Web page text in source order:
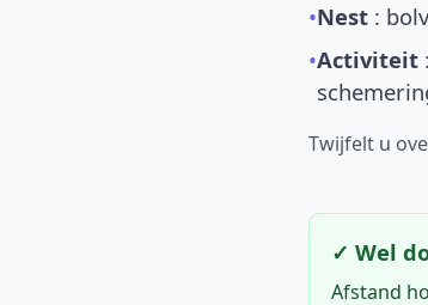
•Nest :
•Activiteit
Twijfelt u
✓ Wel
Afstand